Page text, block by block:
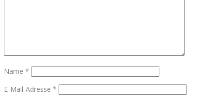
Name *
E-Mail-Adresse *